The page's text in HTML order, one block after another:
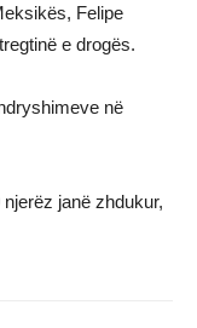
Felipe
e drogës.
në
janë zhdukur,